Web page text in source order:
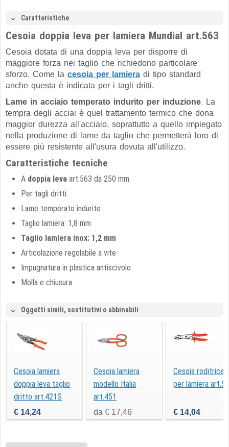
Caratteristiche
Cesoia doppia leva per lamiera Mundial art.563
Cesoia dotata di una doppia leva per disporre di
maggiore forza nei taglio che richiedono particolare
sforzo. Come la cesoia per lamiera di tipo standard
anche questa è indicata per i tagli dritti.
Lame in acciaio temperato indurito per induzione. La
tempra degli acciai è quel trattamento termico che dona
maggior durezza all'acciaio, soprattutto a quello impiegato
nella produzione di lame da taglio che permetterà loro di
essere più resistente all'usura dovuta all'utilizzo.
Caratteristiche tecniche
A doppia leva art.563 da 250 mm.
Per tagli dritti
Lame temperato indurito
Taglio lamiera: 1,8 mm
Taglio lamiera inox: 1,2 mm
Articolazione regolabile a vite
Impugnatura in plastica antiscivolo
Molla e chiusura
Oggetti simili, sostitutivi o abbinabili
Cesoia lamiera
doppia leva taglio
dritto art.421S
€ 14,24
Cesoia lamiera
modello Italia
art.451
da € 17,46
Cesoia roditrice
per lamiera
€ 14,04